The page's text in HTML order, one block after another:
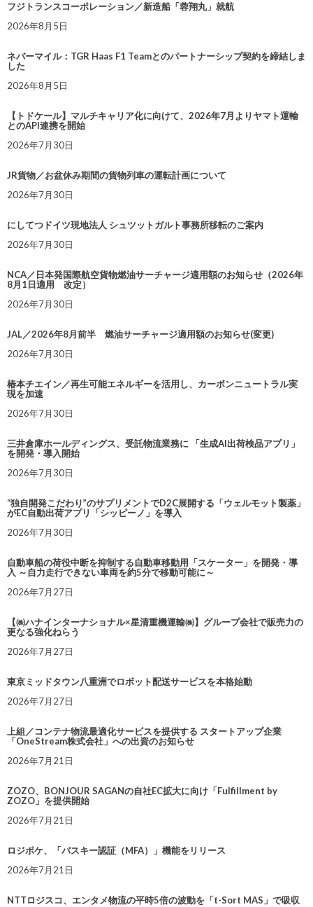
フジトランスコーポレーション／新造船「蓉翔丸」就航
2026年8月5日
ネバーマイル：TGR Haas F1 Teamとのパートナーシップ契約を締結しま
した
2026年8月5日
【トドケール】マルチキャリア化に向けて、2026年7月よりヤマト運輸
とのAPI連携を開始
2026年7月30日
JR貨物／お盆休み期間の貨物列車の運転計画について
2026年7月30日
にしてつドイツ現地法人 シュツットガルト事務所移転のご案内
2026年7月30日
NCA／日本発国際航空貨物燃油サーチャージ適用額のお知らせ（2026年
8月1日適用 改定）
2026年7月30日
JAL／2026年8月前半 燃油サーチャージ適用額のお知らせ(変更)
2026年7月30日
椿本チエイン／再生可能エネルギーを活用し、カーボンニュートラル実
現を加速
2026年7月30日
三井倉庫ホールディングス、受託物流業務に 「生成AI出荷検品アプリ」
を開発・導入開始
2026年7月30日
“独自開発こだわり”のサプリメントでD2C展開する「ウェルモット製薬」
がEC自動出荷アプリ「シッピーノ」を導入
2026年7月30日
自動車船の荷役中断を抑制する自動車移動用「スケーター」を開発・導
入 ～自力走行できない車両を約5分で移動可能に～
2026年7月27日
【㈱ハナインターナショナル×星清重機運輸㈱】グループ会社で販売力の
更なる強化ねらう
2026年7月27日
東京ミッドタウン八重洲でロボット配送サービスを本格始動
2026年7月27日
上組／コンテナ物流最適化サービスを提供する スタートアップ企業
「OneStream株式会社」への出資のお知らせ
2026年7月21日
ZOZO、BONJOUR SAGANの自社EC拡大に向け「Fulfillment by
ZOZO」を提供開始
2026年7月21日
ロジポケ、「パスキー認証（MFA）」機能をリリース
2026年7月21日
NTTロジスコ、エンタメ物流の平時5倍の波動を「t-Sort MAS」で吸収